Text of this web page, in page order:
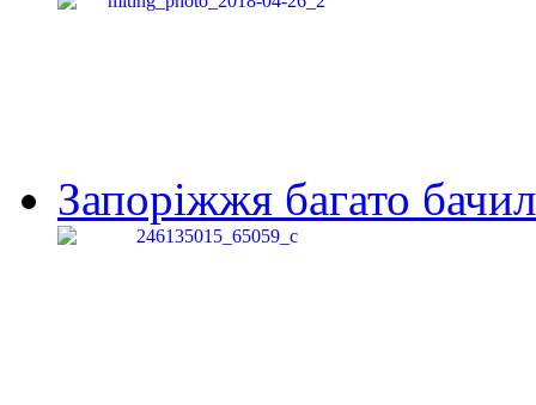
Запоріжжя багато